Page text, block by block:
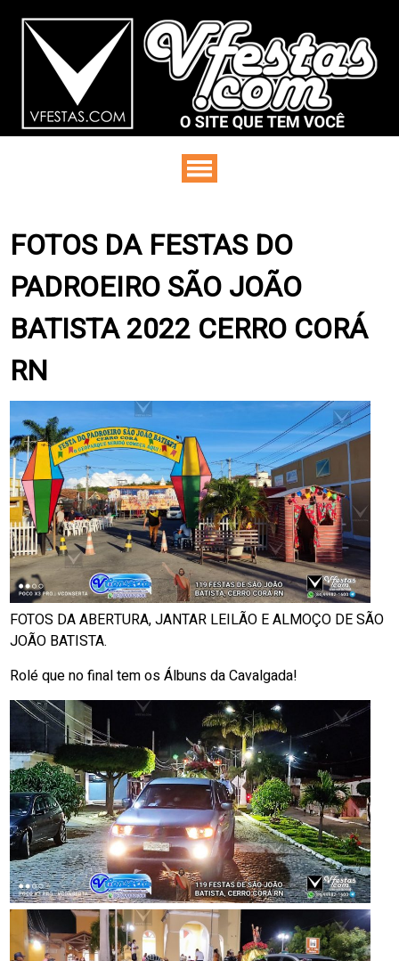
FOTOS DA FESTAS DO
PADROEIRO SÃO JOÃO
BATISTA 2022 CERRO CORÁ
RN
FOTOS DA ABERTURA, JANTAR LEILÃO E ALMOÇO DE SÃO
JOÃO BATISTA.
Rolé que no final tem os Álbuns da Cavalgada!